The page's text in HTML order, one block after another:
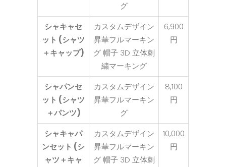
グ
シャキャセ
ット (シャツ
＋キャップ)
カスタムデザイン
昇華フルマーキン
グ 帽子 3D 立体刺
繍マーキング
6,900
円
シャパンセ
ット (シャツ
＋パンツ)
カスタムデザイン
昇華フルマーキン
グ
8,100
円
シャキャパ
ンセット (シ
ャツ＋キャ
カスタムデザイン
昇華フルマーキン
グ 帽子 3D 立体刺
10,000
円